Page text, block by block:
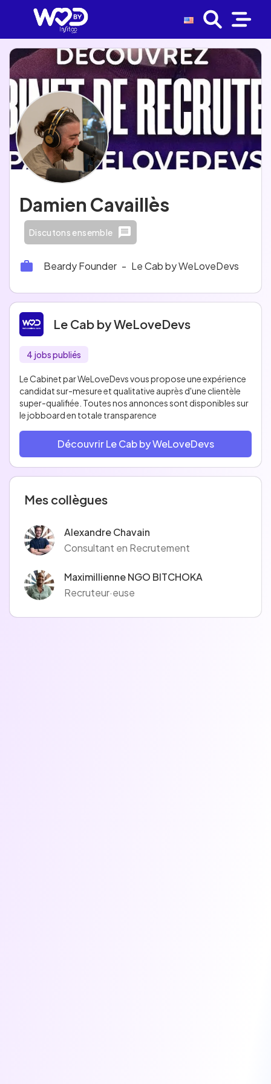
Damien Cavaillès
Discutons ensemble
Beardy Founder - Le Cab by WeLoveDevs
Le Cab by WeLoveDevs
4 jobs publiés
Le Cabinet par WeLoveDevs vous propose une expérience
candidat sur-mesure et qualitative auprès d'une clientèle
super-qualifiée. Toutes nos annonces sont disponibles sur
le jobboard en totale transparence
Découvrir Le Cab by WeLoveDevs
Mes collègues
Alexandre Chavain
Consultant en Recrutement
Maximillienne NGO BITCHOKA
Recruteur·euse